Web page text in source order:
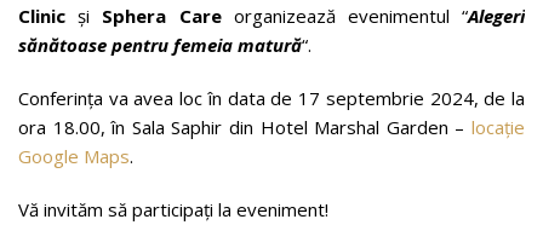
Clinic și Sphera Careorganizează evenimentul “Alegeri
sănătoase pentru femeia matură“.
Conferința va avea loc în data de 17 septembrie 2024, de la
ora 18.00, în Sala Saphir din Hotel Marshal Garden – locație
Google Maps.
Vă invităm să participați la eveniment!